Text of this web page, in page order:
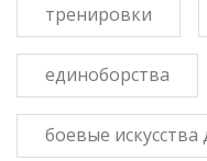
тренировки
единоборства
боевые